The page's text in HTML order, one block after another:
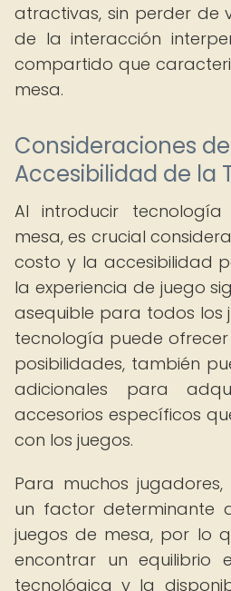
atractivas, sin perder de
de la interacción
compartido que
mesa.
Consideraciones
Accesibilidad de la
Al introducir
mesa, es crucial
costo y la accesibilidad
la experiencia de juego
asequible para todos los
tecnología puede
posibilidades, también
adicionales para
accesorios específicos
con los juegos.
Para muchos
un factor determinante
juegos de mesa, por lo
encontrar un equilibrio
tecnológica y la